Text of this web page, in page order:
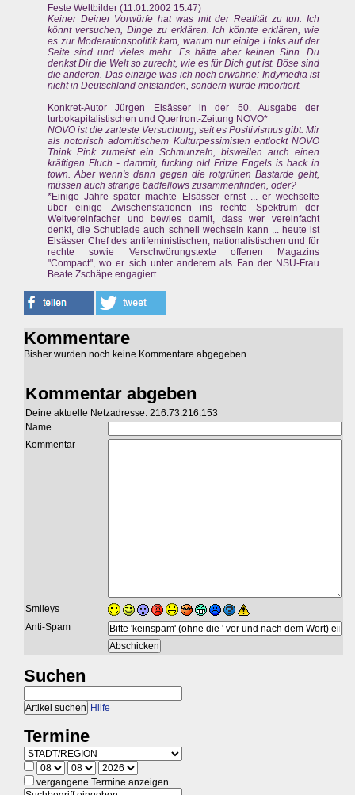
Feste Weltbilder (11.01.2002 15:47)
Keiner Deiner Vorwürfe hat was mit der Realität zu tun. Ich
könnt versuchen, Dinge zu erklären. Ich könnte erklären, wie
es zur Moderationspolitik kam, warum nur einige Links auf der
Seite sind und vieles mehr. Es hätte aber keinen Sinn. Du
denkst Dir die Welt so zurecht, wie es für Dich gut ist. Böse sind
die anderen. Das einzige was ich noch erwähne: Indymedia ist
nicht in Deutschland entstanden, sondern wurde importiert.
Konkret-Autor Jürgen Elsässer in der 50. Ausgabe der
turbokapitalistischen und Querfront-Zeitung NOVO*
NOVO ist die zarteste Versuchung, seit es Positivismus gibt. Mir
als notorisch adornitischem Kulturpessimisten entlockt NOVO
Think Pink zumeist ein Schmunzeln, bisweilen auch einen
kräftigen Fluch - dammit, fucking old Fritze Engels is back in
town. Aber wenn's dann gegen die rotgrünen Bastarde geht,
müssen auch strange badfellows zusammenfinden, oder?
*Einige Jahre später machte Elsässer ernst ... er wechselte
über einige Zwischenstationen ins rechte Spektrum der
Weltvereinfacher und bewies damit, dass wer vereinfacht
denkt, die Schublade auch schnell wechseln kann ... heute ist
Elsässer Chef des antifeministischen, nationalistischen und für
rechte sowie Verschwörungstexte offenen Magazins
"Compact", wo er sich unter anderem als Fan der NSU-Frau
Beate Zschäpe engagiert.
Kommentare
Bisher wurden noch keine Kommentare abgegeben.
Kommentar abgeben
Deine aktuelle Netzadresse: 216.73.216.153
Name
Kommentar
Smileys
Anti-Spam
Suchen
Hilfe
Termine
vergangene Termine anzeigen